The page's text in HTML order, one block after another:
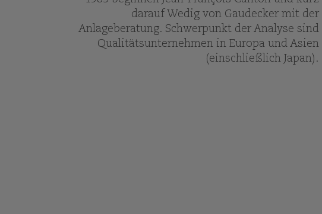
darauf Wedig von Gaudecker mit der
Anlageberatung. Schwerpunkt der Analyse sind
Qualitätsunternehmen in Europa und Asien
(einschließlich Japan).